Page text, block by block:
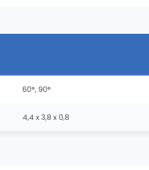
60°, 90°
4,4 x 3,8 x 0,8